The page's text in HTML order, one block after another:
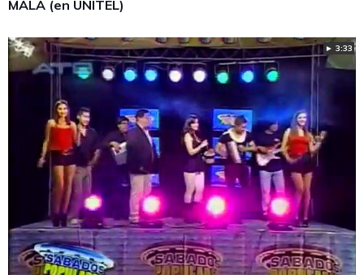
MALA (en UNITEL)
► 3:33